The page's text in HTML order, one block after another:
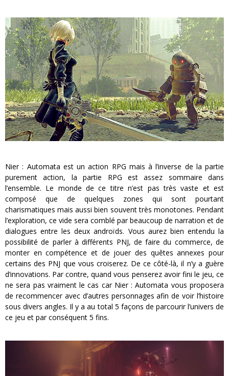
Nier : Automata est un action RPG mais à l’inverse de la partie
purement action, la partie RPG est assez sommaire dans
l’ensemble. Le monde de ce titre n’est pas très vaste et est
composé que de quelques zones qui sont pourtant
charismatiques mais aussi bien souvent très monotones. Pendant
l’exploration, ce vide sera comblé par beaucoup de narration et de
dialogues entre les deux androïds. Vous aurez bien entendu la
possibilité de parler à différents PNJ, de faire du commerce, de
monter en compétence et de jouer des quêtes annexes pour
certains des PNJ que vous croiserez. De ce côté-là, il n’y a guère
d’innovations. Par contre, quand vous penserez avoir fini le jeu, ce
ne sera pas vraiment le cas car Nier : Automata vous proposera
de recommencer avec d’autres personnages afin de voir l’histoire
sous divers angles. Il y a au total 5 façons de parcourir l’univers de
ce jeu et par conséquent 5 fins.